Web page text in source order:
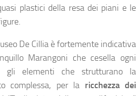
plastici della resa dei piani e le
De Cillia è fortemente indicativa
Marangoni che cesella ogni
elementi che strutturano la
complessa, per la ricchezza dei